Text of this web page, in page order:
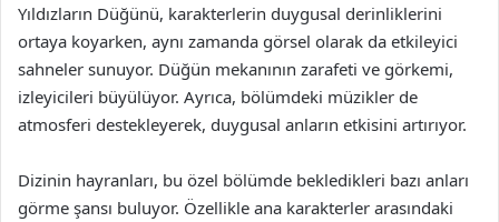
Yıldızların Düğünü, karakterlerin duygusal derinliklerini
ortaya koyarken, aynı zamanda görsel olarak da etkileyici
sahneler sunuyor. Düğün mekanının zarafeti ve görkemi,
izleyicileri büyülüyor. Ayrıca, bölümdeki müzikler de
atmosferi destekleyerek, duygusal anların etkisini artırıyor.
Dizinin hayranları, bu özel bölümde bekledikleri bazı anları
görme şansı buluyor. Özellikle ana karakterler arasındaki